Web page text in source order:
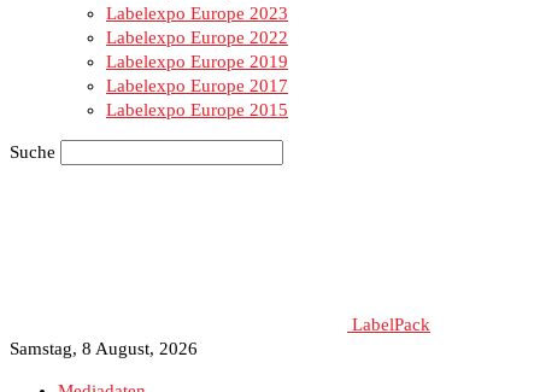
Labelexpo Europe 2023
Labelexpo Europe 2022
Labelexpo Europe 2019
Labelexpo Europe 2017
Labelexpo Europe 2015
Suche
LabelPack
Samstag, 8 August, 2026